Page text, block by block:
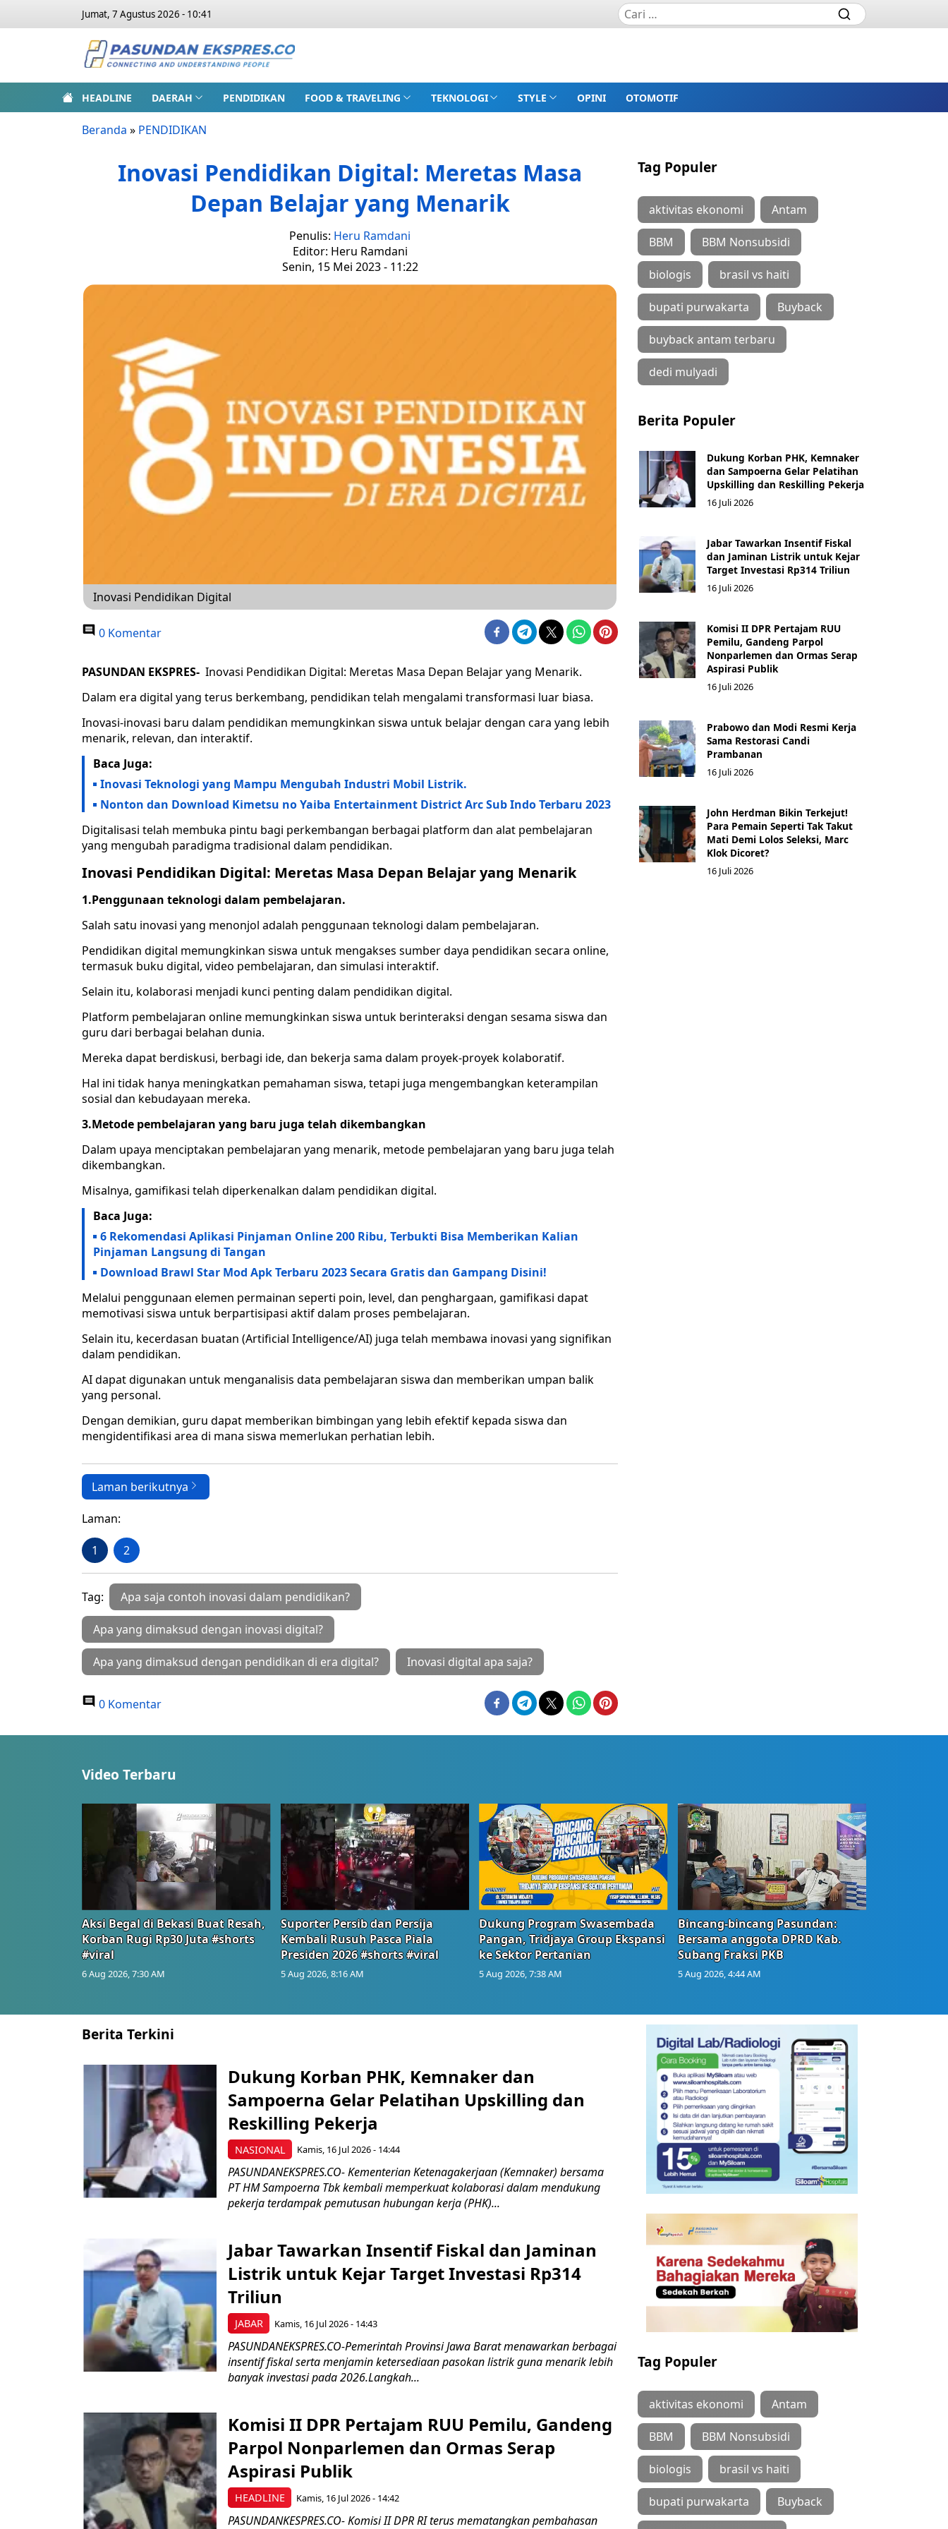
Jumat, 7 Agustus 2026 - 10:41
HEADLINE DAERAH PENDIDIKAN FOOD & TRAVELING TEKNOLOGI STYLE OPINI OTOMOTIF
Beranda » PENDIDIKAN
Inovasi Pendidikan Digital: Meretas Masa
Depan Belajar yang Menarik
Penulis: Heru Ramdani
Editor: Heru Ramdani
Senin, 15 Mei 2023 - 11:22
Inovasi Pendidikan Digital
0 Komentar
PASUNDAN EKSPRES- Inovasi Pendidikan Digital: Meretas Masa Depan Belajar yang Menarik.
Dalam era digital yang terus berkembang, pendidikan telah mengalami transformasi luar biasa.
Inovasi-inovasi baru dalam pendidikan memungkinkan siswa untuk belajar dengan cara yang lebih
menarik, relevan, dan interaktif.
Baca Juga:
Inovasi Teknologi yang Mampu Mengubah Industri Mobil Listrik.
Nonton dan Download Kimetsu no Yaiba Entertainment District Arc Sub Indo Terbaru 2023
Digitalisasi telah membuka pintu bagi perkembangan berbagai platform dan alat pembelajaran
yang mengubah paradigma tradisional dalam pendidikan.
Inovasi Pendidikan Digital: Meretas Masa Depan Belajar yang Menarik
1.Penggunaan teknologi dalam pembelajaran.
Salah satu inovasi yang menonjol adalah penggunaan teknologi dalam pembelajaran.
Pendidikan digital memungkinkan siswa untuk mengakses sumber daya pendidikan secara online,
termasuk buku digital, video pembelajaran, dan simulasi interaktif.
Selain itu, kolaborasi menjadi kunci penting dalam pendidikan digital.
Platform pembelajaran online memungkinkan siswa untuk berinteraksi dengan sesama siswa dan
guru dari berbagai belahan dunia.
Mereka dapat berdiskusi, berbagi ide, dan bekerja sama dalam proyek-proyek kolaboratif.
Hal ini tidak hanya meningkatkan pemahaman siswa, tetapi juga mengembangkan keterampilan
sosial dan kebudayaan mereka.
3.Metode pembelajaran yang baru juga telah dikembangkan
Dalam upaya menciptakan pembelajaran yang menarik, metode pembelajaran yang baru juga telah
dikembangkan.
Misalnya, gamifikasi telah diperkenalkan dalam pendidikan digital.
Baca Juga:
6 Rekomendasi Aplikasi Pinjaman Online 200 Ribu, Terbukti Bisa Memberikan Kalian
Pinjaman Langsung di Tangan
Download Brawl Star Mod Apk Terbaru 2023 Secara Gratis dan Gampang Disini!
Melalui penggunaan elemen permainan seperti poin, level, dan penghargaan, gamifikasi dapat
memotivasi siswa untuk berpartisipasi aktif dalam proses pembelajaran.
Selain itu, kecerdasan buatan (Artificial Intelligence/AI) juga telah membawa inovasi yang signifikan
dalam pendidikan.
AI dapat digunakan untuk menganalisis data pembelajaran siswa dan memberikan umpan balik
yang personal.
Dengan demikian, guru dapat memberikan bimbingan yang lebih efektif kepada siswa dan
mengidentifikasi area di mana siswa memerlukan perhatian lebih.
Laman berikutnya
Laman:
1 2
Tag: Apa saja contoh inovasi dalam pendidikan?
Apa yang dimaksud dengan inovasi digital?
Apa yang dimaksud dengan pendidikan di era digital? Inovasi digital apa saja?
0 Komentar
Tag Populer
aktivitas ekonomi Antam
BBM BBM Nonsubsidi
biologis brasil vs haiti
bupati purwakarta Buyback
buyback antam terbaru
dedi mulyadi
Berita Populer
Dukung Korban PHK, Kemnaker
dan Sampoerna Gelar Pelatihan
Upskilling dan Reskilling Pekerja
16 Juli 2026
Jabar Tawarkan Insentif Fiskal
dan Jaminan Listrik untuk Kejar
Target Investasi Rp314 Triliun
16 Juli 2026
Komisi II DPR Pertajam RUU
Pemilu, Gandeng Parpol
Nonparlemen dan Ormas Serap
Aspirasi Publik
16 Juli 2026
Prabowo dan Modi Resmi Kerja
Sama Restorasi Candi
Prambanan
16 Juli 2026
John Herdman Bikin Terkejut!
Para Pemain Seperti Tak Takut
Mati Demi Lolos Seleksi, Marc
Klok Dicoret?
16 Juli 2026
Video Terbaru
Aksi Begal di Bekasi Buat Resah,
Korban Rugi Rp30 Juta #shorts
#viral
6 Aug 2026, 7:30 AM
Suporter Persib dan Persija
Kembali Rusuh Pasca Piala
Presiden 2026 #shorts #viral
5 Aug 2026, 8:16 AM
Dukung Program Swasembada
Pangan, Tridjaya Group Ekspansi
ke Sektor Pertanian
5 Aug 2026, 7:38 AM
Bincang-bincang Pasundan:
Bersama anggota DPRD Kab.
Subang Fraksi PKB
5 Aug 2026, 4:44 AM
Berita Terkini
NASIONAL
Dukung Korban PHK, Kemnaker dan
Sampoerna Gelar Pelatihan Upskilling dan
Reskilling Pekerja
Kamis, 16 Jul 2026 - 14:44
PASUNDANEKSPRES.CO- Kementerian Ketenagakerjaan (Kemnaker) bersama
PT HM Sampoerna Tbk kembali memperkuat kolaborasi dalam mendukung
pekerja terdampak pemutusan hubungan kerja (PHK)...
JABAR
Jabar Tawarkan Insentif Fiskal dan Jaminan
Listrik untuk Kejar Target Investasi Rp314
Triliun
Kamis, 16 Jul 2026 - 14:43
PASUNDANEKSPRES.CO-Pemerintah Provinsi Jawa Barat menawarkan berbagai
insentif fiskal serta menjamin ketersediaan pasokan listrik guna menarik lebih
banyak investasi pada 2026.Langkah...
HEADLINE
Komisi II DPR Pertajam RUU Pemilu, Gandeng
Parpol Nonparlemen dan Ormas Serap
Aspirasi Publik
Kamis, 16 Jul 2026 - 14:42
PASUNDANKESPRES.CO- Komisi II DPR RI terus mematangkan pembahasan
Tag Populer
aktivitas ekonomi Antam
BBM BBM Nonsubsidi
biologis brasil vs haiti
bupati purwakarta Buyback